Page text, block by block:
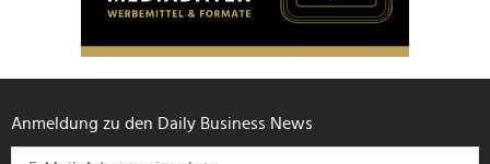
Anmeldung zu den Daily Business News